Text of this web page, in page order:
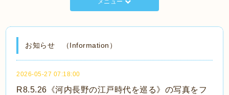
メニュー
お知らせ （Information）
2026-05-27 07:18:00
R8.5.26《河内長野の江戸時代を巡る》の写真をフ